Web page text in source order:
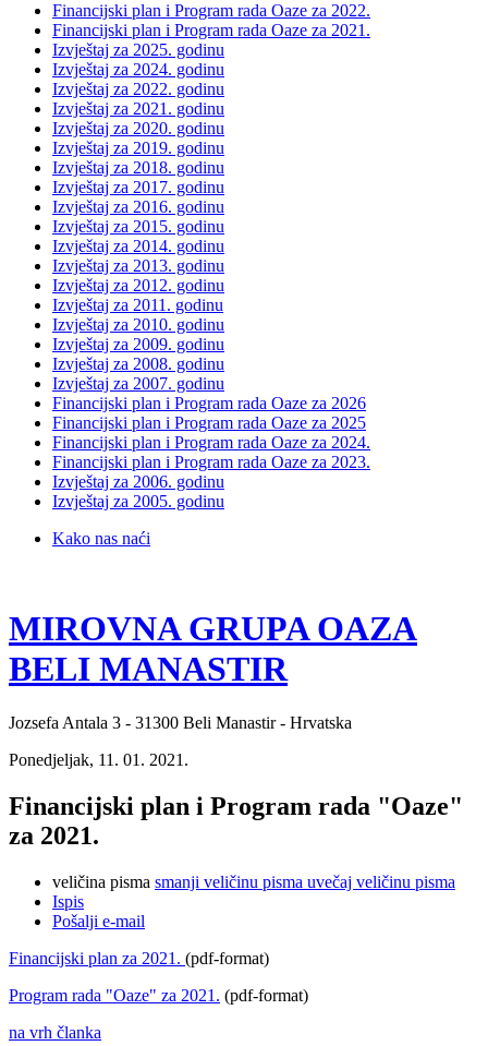
Financijski plan i Program rada Oaze za 2022.
Financijski plan i Program rada Oaze za 2021.
Izvještaj za 2025. godinu
Izvještaj za 2024. godinu
Izvještaj za 2022. godinu
Izvještaj za 2021. godinu
Izvještaj za 2020. godinu
Izvještaj za 2019. godinu
Izvještaj za 2018. godinu
Izvještaj za 2017. godinu
Izvještaj za 2016. godinu
Izvještaj za 2015. godinu
Izvještaj za 2014. godinu
Izvještaj za 2013. godinu
Izvještaj za 2012. godinu
Izvještaj za 2011. godinu
Izvještaj za 2010. godinu
Izvještaj za 2009. godinu
Izvještaj za 2008. godinu
Izvještaj za 2007. godinu
Financijski plan i Program rada Oaze za 2026
Financijski plan i Program rada Oaze za 2025
Financijski plan i Program rada Oaze za 2024.
Financijski plan i Program rada Oaze za 2023.
Izvještaj za 2006. godinu
Izvještaj za 2005. godinu
Kako nas naći
MIROVNA GRUPA OAZA
BELI MANASTIR
Jozsefa Antala 3 - 31300 Beli Manastir - Hrvatska
Ponedjeljak, 11. 01. 2021.
Financijski plan i Program rada "Oaze"
za 2021.
veličina pisma smanji veličinu pisma uvečaj veličinu pisma
Ispis
Pošalji e-mail
Financijski plan za 2021. (pdf-format)
Program rada "Oaze" za 2021. (pdf-format)
na vrh članka